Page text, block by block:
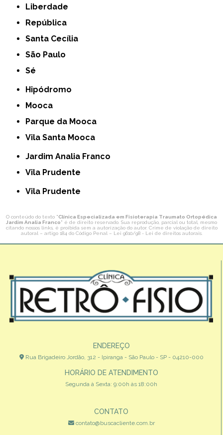
Liberdade
República
Santa Cecília
São Paulo
Sé
Hipódromo
Mooca
Parque da Mooca
Vila Santa Mooca
Jardim Analia Franco
Vila Prudente
Vila Prudente
O conteúdo do texto "Clínica Especializada em Fisioterapia Traumato Ortopédica
Jardim Analia Franco" é de direito reservado. Sua reprodução, parcial ou total, mesmo
citando nossos links, é proibida sem a autorização do autor. Crime de violação de direito
autoral – artigo 184 do Código Penal – Lei 9610/98 - Lei de direitos autorais.
ENDEREÇO
Rua Brigadeiro Jordão, 312 - Ipiranga - São Paulo - SP - 04210-000
HORÁRIO DE ATENDIMENTO
Segunda à Sexta: 9:00h às 18:00h
CONTATO
contato@buscacliente.com.br